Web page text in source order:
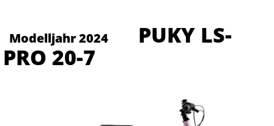
Modelljahr 2024
PUKY LS-
PRO 20-7